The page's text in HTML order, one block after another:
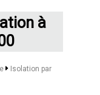
à
Isolation par